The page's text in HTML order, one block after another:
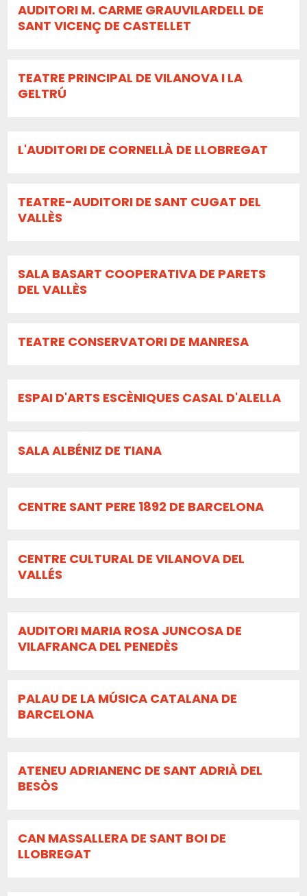
AUDITORI M. CARME GRAUVILARDELL DE
SANT VICENÇ DE CASTELLET
TEATRE PRINCIPAL DE VILANOVA I LA
GELTRÚ
L'AUDITORI DE CORNELLÀ DE LLOBREGAT
TEATRE-AUDITORI DE SANT CUGAT DEL
VALLÈS
SALA BASART COOPERATIVA DE PARETS
DEL VALLÈS
TEATRE CONSERVATORI DE MANRESA
ESPAI D'ARTS ESCÈNIQUES CASAL D'ALELLA
SALA ALBÉNIZ DE TIANA
CENTRE SANT PERE 1892 DE BARCELONA
CENTRE CULTURAL DE VILANOVA DEL
VALLÉS
AUDITORI MARIA ROSA JUNCOSA DE
VILAFRANCA DEL PENEDÈS
PALAU DE LA MÚSICA CATALANA DE
BARCELONA
ATENEU ADRIANENC DE SANT ADRIÀ DEL
BESÒS
CAN MASSALLERA DE SANT BOI DE
LLOBREGAT